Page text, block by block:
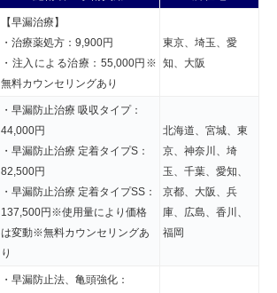
【早漏治療】
・治療薬処方：9,900円
・注入による治療：55,000円 ※
無料カウンセリングあり
東京、埼玉、愛
知、大阪
・早漏防止治療 吸収タイプ：
44,000円
・早漏防止治療 定着タイプS：
82,500円
・早漏防止治療 定着タイプSS：
137,500円 ※使用量により価格
は変動※無料カウンセリングあ
り
北海道、宮城、東
京、神奈川、埼
玉、千葉、愛知、
京都、大阪、兵
庫、広島、香川、
福岡
・早漏防止法、亀頭強化：